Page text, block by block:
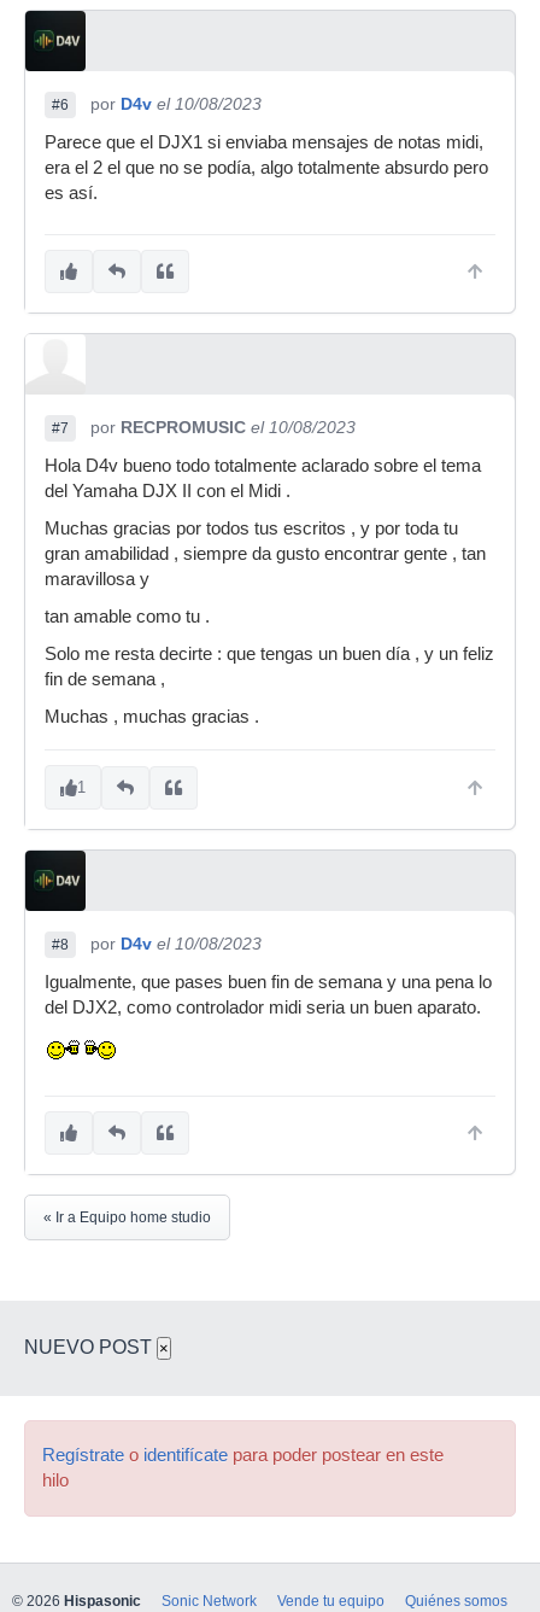
#6 por D4v el 10/08/2023
Parece que el DJX1 si enviaba mensajes de notas midi,
era el 2 el que no se podía, algo totalmente absurdo pero
es así.
#7 por RECPROMUSIC el 10/08/2023
Hola D4v bueno todo totalmente aclarado sobre el tema
del Yamaha DJX II con el Midi .
Muchas gracias por todos tus escritos , y por toda tu
gran amabilidad , siempre da gusto encontrar gente , tan
maravillosa y
tan amable como tu .
Solo me resta decirte : que tengas un buen día , y un feliz
fin de semana ,
Muchas , muchas gracias .
1
#8 por D4v el 10/08/2023
Igualmente, que pases buen fin de semana y una pena lo
del DJX2, como controlador midi seria un buen aparato.
« Ir a Equipo home studio
NUEVO POST ×
Regístrate o identifícate para poder postear en este
hilo
© 2026 Hispasonic Sonic Network Vende tu equipo Quiénes somos